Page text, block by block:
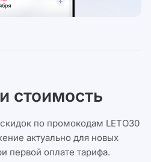
стоимость
по промокодам LETO30
актуально для новых
первой оплате тарифа.